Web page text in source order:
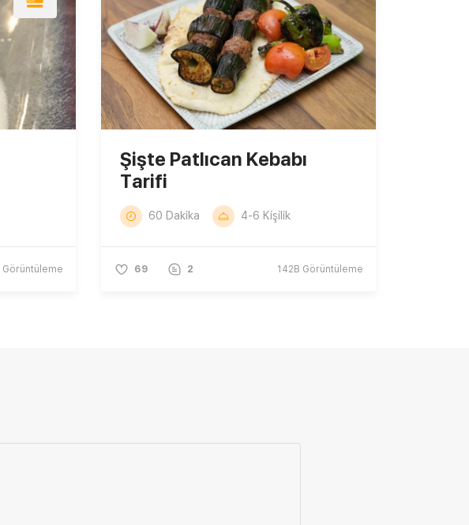
Görüntüleme
Şişte Patlıcan Kebabı
Tarifi
60 Dakika 4-6 Kişilik
69 2 142B Görüntüleme